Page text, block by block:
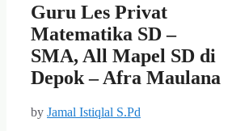
Guru Les Privat
Matematika SD –
SMA, All Mapel SD di
Depok – Afra Maulana
by Jamal Istiqlal S.Pd